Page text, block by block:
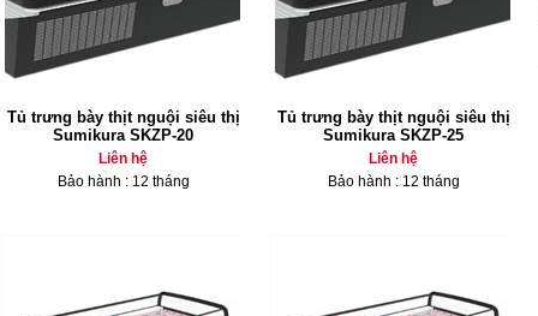
Tủ trưng bày thịt nguội siêu thị
Sumikura SKZP-20
Liên hệ
Bảo hành : 12 tháng
Tủ trưng bày thịt nguội siêu thị
Sumikura SKZP-25
Liên hệ
Bảo hành : 12 tháng